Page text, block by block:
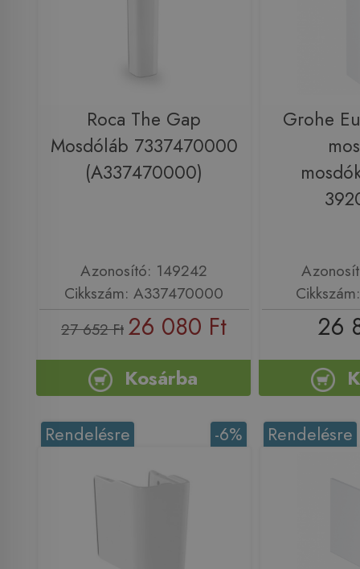
Roca The Gap
Mosdóláb 7337470000
(A337470000)
Azonosító: 149242
Cikkszám: A337470000
27 652 Ft 26 080 Ft
Kosárba
Grohe
26
-6%
Rendelésre Rendelésre